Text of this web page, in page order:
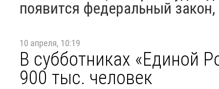
появится федеральный
10 апреля, 10:19
В субботниках «Единой
900 тыс. человек